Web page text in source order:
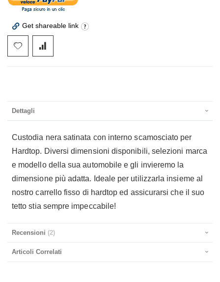
Get shareable link
Dettagli
Custodia nera satinata con interno scamosciato per
Hardtop. Diversi dimensioni disponibili, selezioni marca
e modello della sua automobile e gli invieremo la
dimensione più adatta. Ideale per utilizzarla insieme al
nostro carrello fisso di hardtop ed assicurarsi che il suo
tetto stia sempre impeccabile!
Recensioni 2
Articoli Correlati